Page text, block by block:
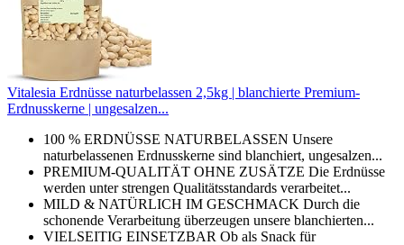
Vitalesia Erdnüsse naturbelassen 2,5kg | blanchierte Premium-
Erdnusskerne | ungesalzen...
100 % ERDNÜSSE NATURBELASSEN Unsere
naturbelassenen Erdnusskerne sind blanchiert, ungesalzen...
PREMIUM-QUALITÄT OHNE ZUSÄTZE Die Erdnüsse
werden unter strengen Qualitätsstandards verarbeitet...
MILD & NATÜRLICH IM GESCHMACK Durch die
schonende Verarbeitung überzeugen unsere blanchierten...
VIELSEITIG EINSETZBAR Ob als Snack für